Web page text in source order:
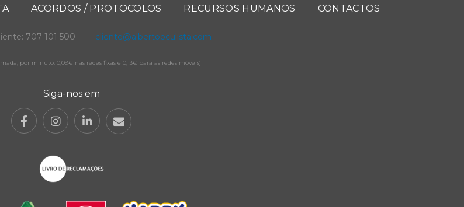
ACORDOS / PROTOCOLOS RECURSOS HUMANOS CONTACTOS
707 101 500 cliente@albertooculista.com
por minuto: 0,09€ nas redes fixas e 0,13€ para as redes móveis)
Siga-nos em